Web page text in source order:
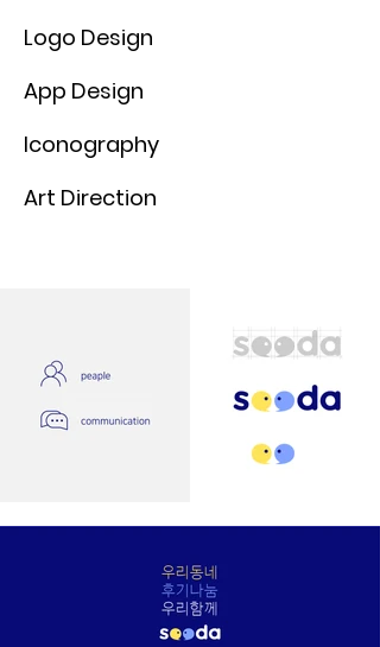
Logo Design
App Design
Iconography
Art Direction